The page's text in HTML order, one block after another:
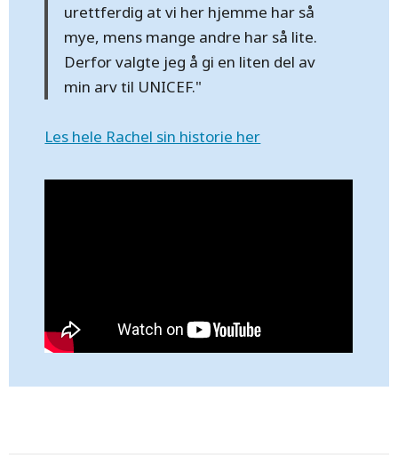
urettferdig at vi her hjemme har så
mye, mens mange andre har så lite.
Derfor valgte jeg å gi en liten del av
min arv til UNICEF."
Les hele Rachel sin historie her